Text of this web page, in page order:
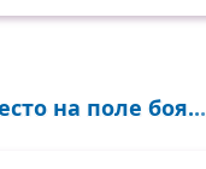
на поле боя...